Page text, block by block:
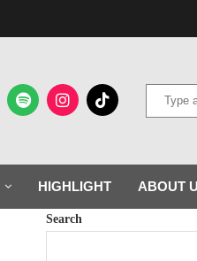
HIGHLIGHT ABOUT
Search